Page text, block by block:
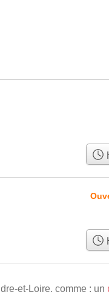
et-Loire, comme : un